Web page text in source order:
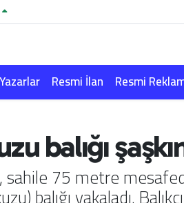
Yazarlar Resmi İlan Resmi
balığı
sahile 75 metre